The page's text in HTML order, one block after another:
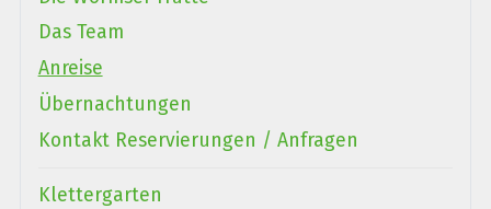
Das Team
Anreise
Übernachtungen
Kontakt Reservierungen / Anfragen
Klettergarten